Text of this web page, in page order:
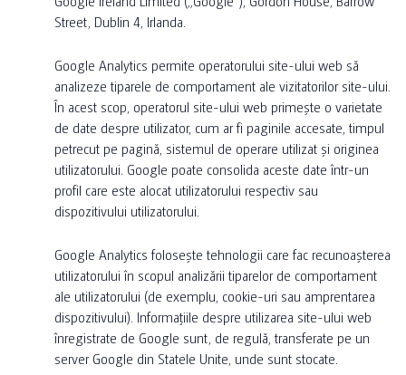
Street, Dublin 4, Irlanda.
Google Analytics permite operatorului site-ului web să
analizeze tiparele de comportament ale vizitatorilor site-ului.
În acest scop, operatorul site-ului web primește o varietate
de date despre utilizator, cum ar fi paginile accesate, timpul
petrecut pe pagină, sistemul de operare utilizat și originea
utilizatorului. Google poate consolida aceste date într-un
profil care este alocat utilizatorului respectiv sau
dispozitivului utilizatorului.
Google Analytics folosește tehnologii care fac recunoașterea
utilizatorului în scopul analizării tiparelor de comportament
ale utilizatorului (de exemplu, cookie-uri sau amprentarea
dispozitivului). Informațiile despre utilizarea site-ului web
înregistrate de Google sunt, de regulă, transferate pe un
server Google din Statele Unite, unde sunt stocate.